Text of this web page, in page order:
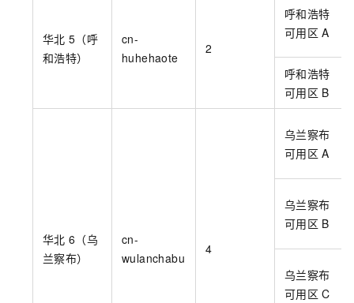
华北 5（呼
和浩特）
cn-
huhehaote
2
呼和浩特
可用区 A
呼和浩特
可用区 B
华北 6（乌
兰察布）
cn-
wulanchabu
4
乌兰察布
可用区 A
乌兰察布
可用区 B
乌兰察布
可用区 C